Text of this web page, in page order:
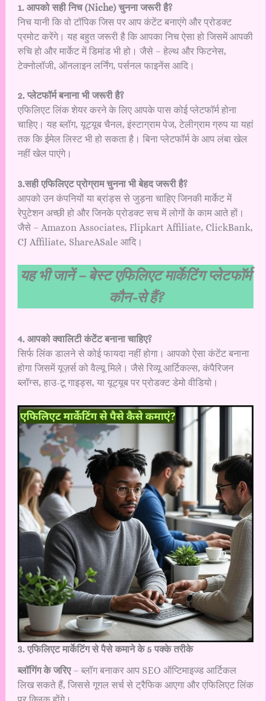
1. आपको सही निच (Niche) चुनना जरूरी है?
निच यानी कि वो टॉपिक जिस पर आप कंटेंट बनाएंगे और प्रोडक्ट
प्रमोट करेंगे। यह बहुत जरूरी है कि आपका निच ऐसा हो जिसमें आपकी
रुचि हो और मार्केट में डिमांड भी हो। जैसे – हेल्थ और फिटनेस,
टेक्नोलॉजी, ऑनलाइन लर्निंग, पर्सनल फाइनेंस आदि।
2. प्लेटफॉर्म बनाना भी जरूरी है?
एफिलिएट लिंक शेयर करने के लिए आपके पास कोई प्लेटफॉर्म होना
चाहिए। यह ब्लॉग, यूट्यूब चैनल, इंस्टाग्राम पेज, टेलीग्राम ग्रुप या यहां
तक कि ईमेल लिस्ट भी हो सकता है। बिना प्लेटफॉर्म के आप लंबा खेल
नहीं खेल पाएंगे।
3.सही एफिलिएट प्रोग्राम चुनना भी बेहद जरूरी है?
आपको उन कंपनियों या ब्रांड्स से जुड़ना चाहिए जिनकी मार्केट में
रेपुटेशन अच्छी हो और जिनके प्रोडक्ट सच में लोगों के काम आते हों।
जैसे – Amazon Associates, Flipkart Affiliate, ClickBank,
CJ Affiliate, ShareASale आदि।
यह भी जानें –बेस्ट एफिलिएट मार्केटिंग प्लेटफॉर्म
कौन-से हैं?
4. आपको क्वालिटी कंटेंट बनाना चाहिए?
सिर्फ लिंक डालने से कोई फायदा नहीं होगा। आपको ऐसा कंटेंट बनाना
होगा जिसमें यूज़र्स को वैल्यू मिले। जैसे रिव्यू आर्टिकल्स, कंपैरिजन
ब्लॉग्स, हाउ-टू गाइड्स, या यूट्यूब पर प्रोडक्ट डेमो वीडियो।
3. एफिलिएट मार्केटिंग से पैसे कमाने के 5 पक्के तरीके
ब्लॉगिंग के जरिए– ब्लॉग बनाकर आप SEO ऑप्टिमाइज्ड आर्टिकल
लिख सकते हैं, जिससे गूगल सर्च से ट्रैफिक आएगा और एफिलिएट लिंक